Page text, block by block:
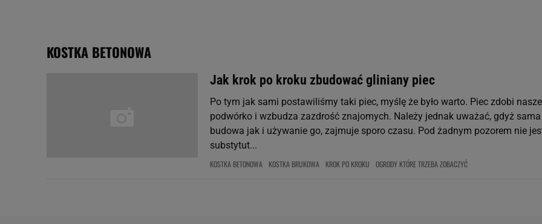
KOSTKA BETONOWA
Jak krok po kroku zbudować gliniany piec
Po tym jak sami postawiliśmy taki piec, myślę że było warto. Piec zdobi nasze
podwórko i wzbudza zazdrość znajomych. Należy jednak uważać, gdyż sama
budowa jak i używanie go, zajmuje sporo czasu. Pod żadnym pozorem nie
substytut...
KOSTKA BETONOWA KOSTKA BRUKOWA KROK PO KROKU OGRODY KTÓRE TRZEBA ZOBACZYĆ
badnie odbiorców i ulepszanie usług. Lista Zaufanych Partnerów